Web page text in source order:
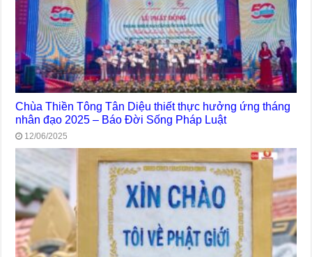
Chùa Thiền Tông Tân Diệu thiết thực hưởng ứng tháng
nhân đạo 2025 – Báo Đời Sống Pháp Luật
12/06/2025